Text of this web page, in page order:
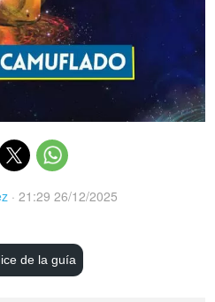
· 21:29 26/12/2025
de la guía